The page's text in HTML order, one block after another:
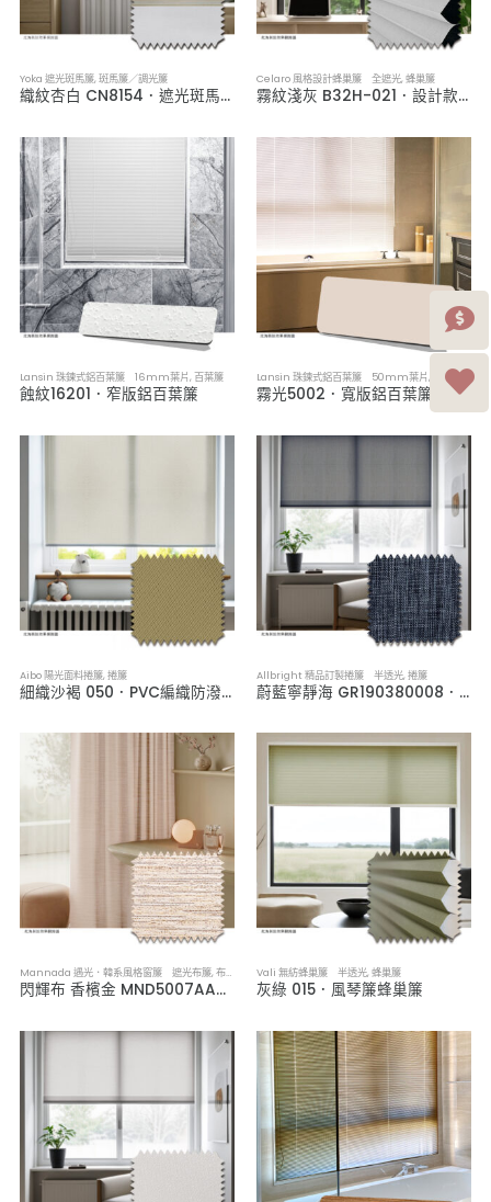
Yoka 遮光斑馬簾,斑馬簾／調光簾
織紋杏白 CN8154．遮光斑馬簾
Celaro 風格設計蜂巢簾 全遮光,蜂巢簾
霧紋淺灰 B32H-021．設計款全遮光蜂巢簾
Lansin 珠鍊式鋁百葉簾 16mm葉片,百葉簾
蝕紋16201．窄版鋁百葉簾
Lansin 珠鍊式鋁百葉簾 50mm葉片, 百葉簾
霧光5002．寬版鋁百葉簾
Aibo 陽光面料捲簾,捲簾
細織沙褐 050．PVC編織防潑水捲簾
Allbright 精品訂製捲簾 半透光,捲簾
蔚藍寧靜海 GR190380008．半透光捲簾
Mannada 遇光．韓系風格窗簾 遮光布簾,布簾／紗簾／窗簾布
閃輝布 香檳金 MND5007AA．韓系軟裝遮光布簾
Vali 無紡蜂巢簾 半透光,蜂巢簾
灰綠 015．風琴簾蜂巢簾